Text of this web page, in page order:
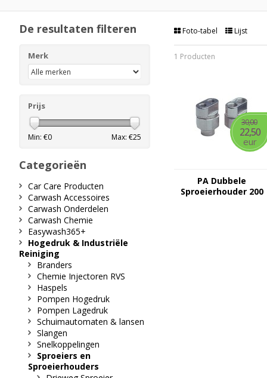
Foto-tabel Lijst
1 Producten
30,00
22,50
eur
PA Dubbele
Sproeierhouder 200
De resultaten filteren
Merk
Prijs
Min: €0 Max: €25
Categorieën
Car Care Producten
Carwash Accessoires
Carwash Onderdelen
Carwash Chemie
Easywash365+
Hogedruk & Industriële
Reiniging
Branders
Chemie Injectoren RVS
Haspels
Pompen Hogedruk
Pompen Lagedruk
Schuimautomaten & lansen
Slangen
Snelkoppelingen
Sproeiers en
Sproeierhouders